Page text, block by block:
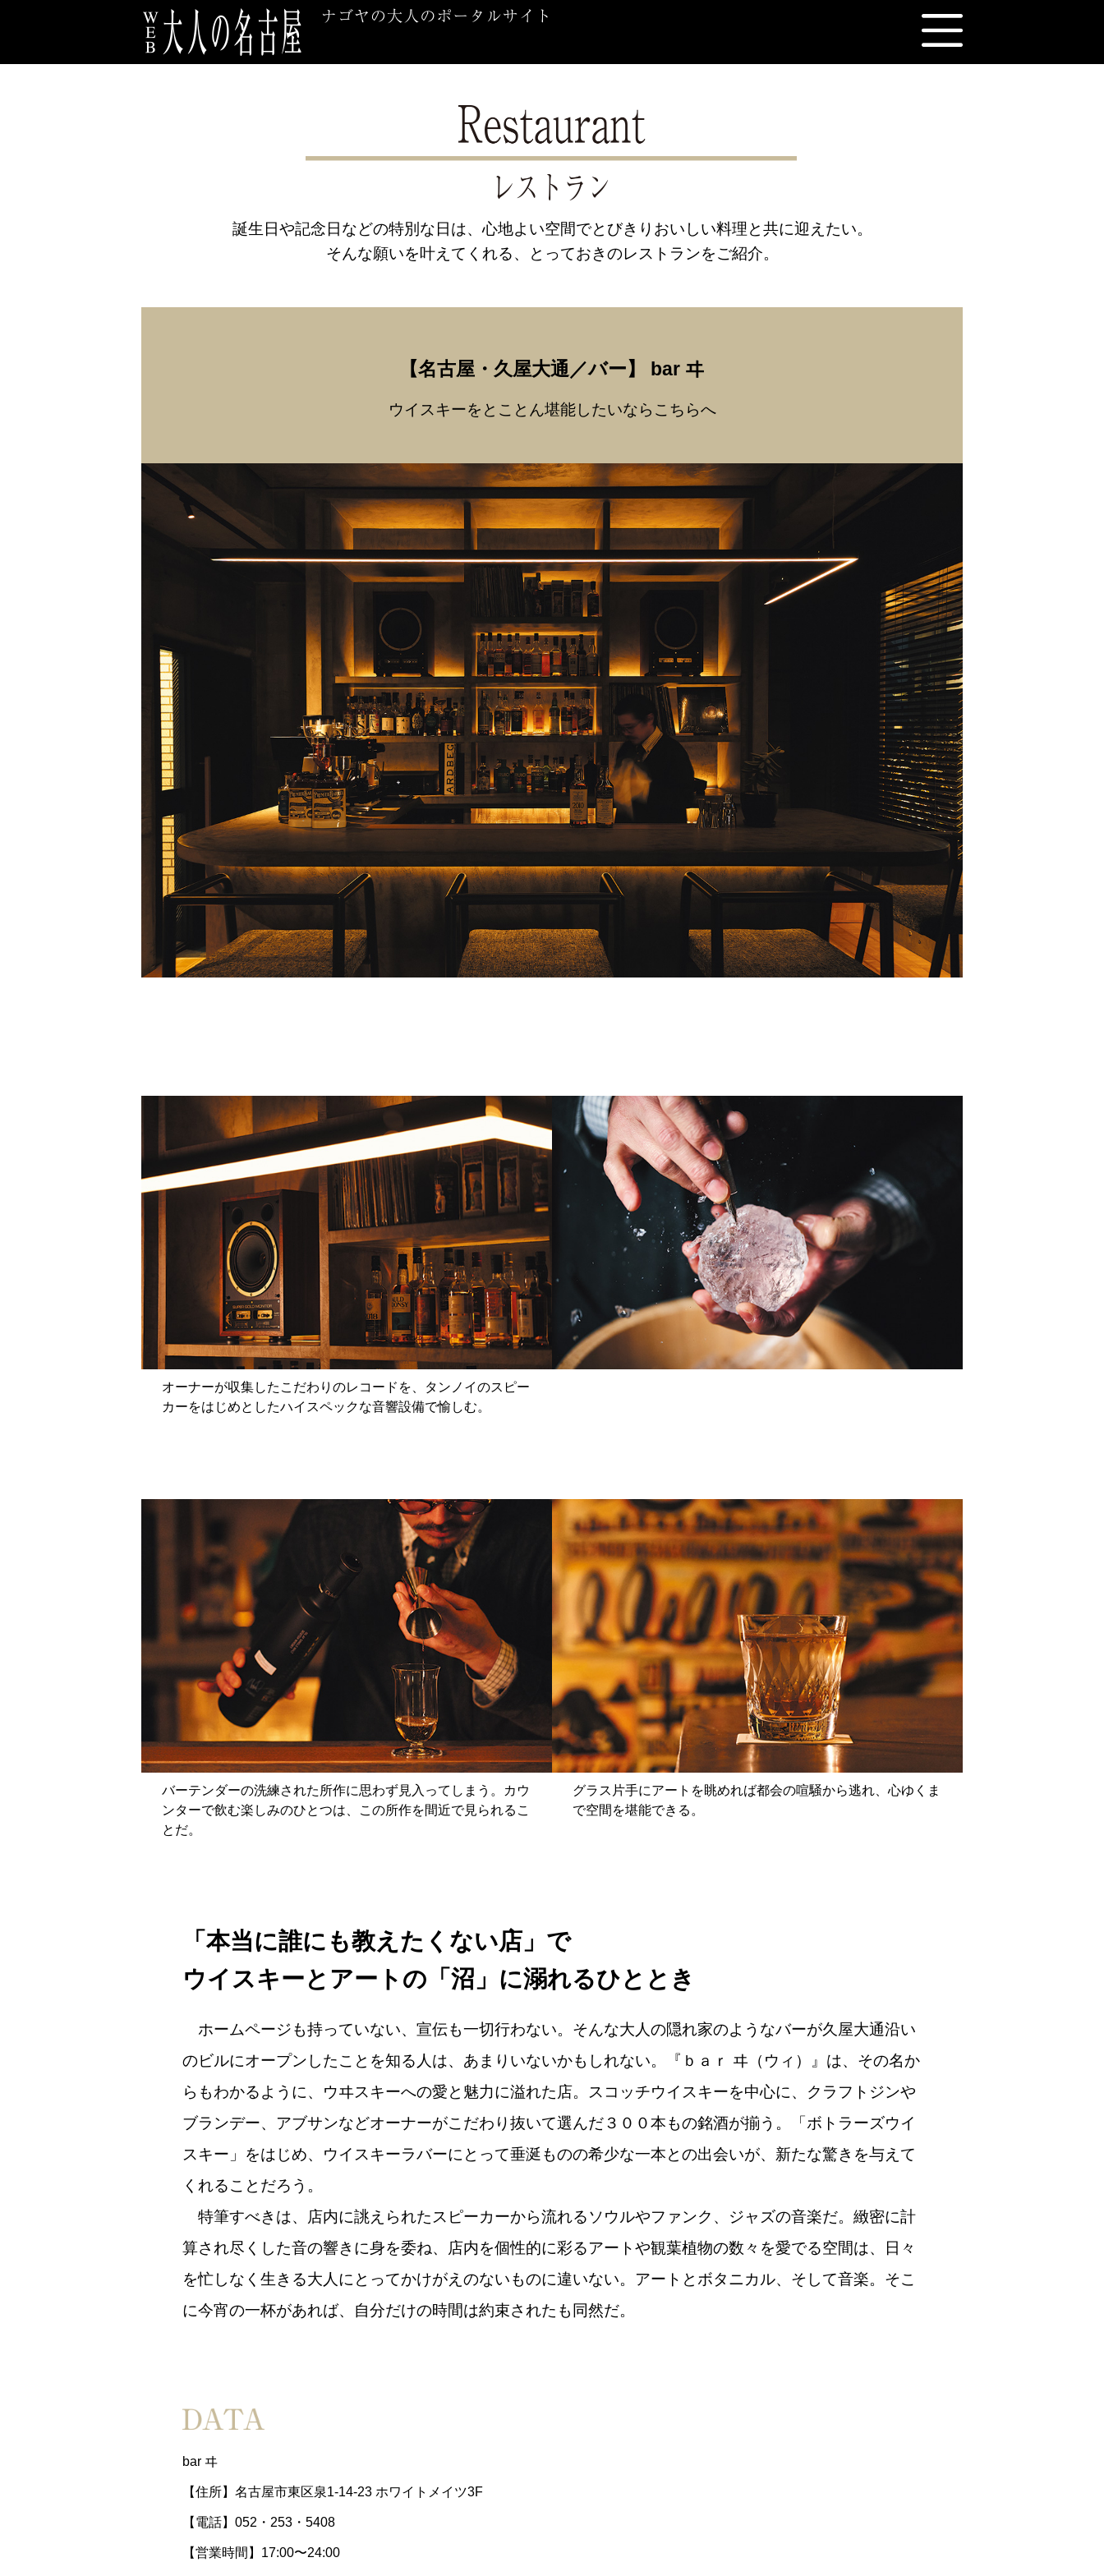
誕生日や記念日などの特別な日は、心地よい空間でとびきりおいしい料理と共に迎えたい。
そんな願いを叶えてくれる、とっておきのレストランをご紹介。
【名古屋・久屋大通 ／バー】 bar ヰ
ウイスキーをとことん堪能したいならこちらへ
オーナーが収集したこだわりのレコードを、タンノイのスピー
カーをはじめとしたハイスペックな音響設備で愉しむ。
バーテンダーの洗練された所作に思わず見入ってしまう。カウ
ンターで飲む楽しみのひとつは、この所作を間近で見られるこ
とだ。
グラス片手にアートを眺めれば都会の喧騒から逃れ、心ゆくま
で空間を堪能できる。
「本当に誰にも教えたくない店」で
ウイスキーとアートの「沼」に溺れるひととき
ホームページも持っていない、宣伝も一切行わない。そんな大人の隠れ家のようなバーが久屋大通沿い
のビルにオープンしたことを知る人は、あまりいないかもしれない。『ｂａｒ ヰ（ウィ）』は、その名か
らもわかるように、ウヰスキーへの愛と魅力に溢れた店。スコッチウイスキーを中心に、クラフトジンや
ブランデー、アブサンなどオーナーがこだわり抜いて選んだ３００本もの銘酒が揃う。「ボトラーズウイ
スキー」をはじめ、ウイスキーラバーにとって垂涎ものの希少な一本との出会いが、新たな驚きを与えて
くれることだろう。
特筆すべきは、店内に誂えられたスピーカーから流れるソウルやファンク、ジャズの音楽だ。緻密に計
算され尽くした音の響きに身を委ね、店内を個性的に彩るアートや観葉植物の数々を愛でる空間は、日々
を忙しなく生きる大人にとってかけがえのないものに違いない。アートとボタニカル、そして音楽。そこ
に今宵の一杯があれば、自分だけの時間は約束されたも同然だ。
bar ヰ
【住所】名古屋市東区泉1-14-23 ホワイトメイツ3F
【電話】052・253・5408
【営業時間】17:00〜24:00